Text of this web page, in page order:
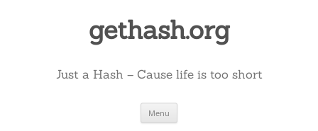
gethash.org
Just a Hash – Cause life is too short
Menu